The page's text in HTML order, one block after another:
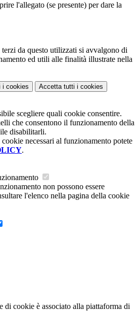
l'allegato (se presente) per dare la
da questo utilizzati si avvalgono di
ed utili alle finalità illustrate nella
i cookies Accetta tutti i cookies
scegliere quali cookie consentire.
che consentono il funzionamento della
disabilitarli.
necessari al funzionamento potete
.
non possono essere
l'elenco nella pagina della cookie
di cookie è associato alla piattaforma di